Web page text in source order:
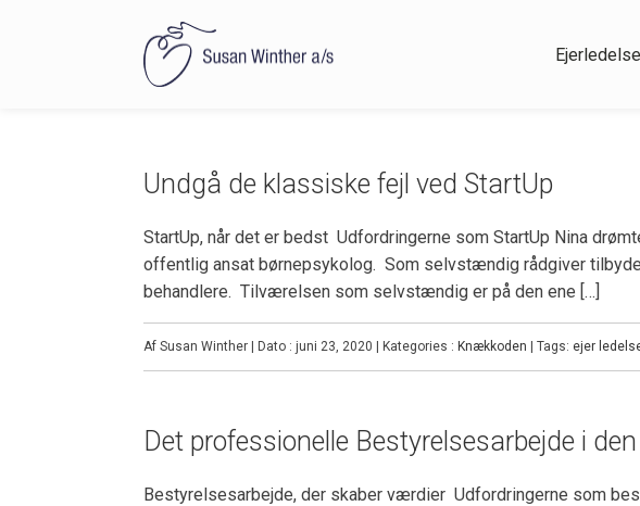
Ejerledelse
Undgå de klassiske fejl ved StartUp
StartUp, når det er bedst Udfordringerne som StartUp Nina
offentlig ansat børnepsykolog. Som selvstændig rådgiver
behandlere. Tilværelsen som selvstændig er på den ene […]
Af Susan Winther | Dato : juni 23, 2020 | Kategories : Knækkoden | Tags: ejer
Det professionelle Bestyrelsesarbejde i
Bestyrelsesarbejde, der skaber værdier Udfordringerne som